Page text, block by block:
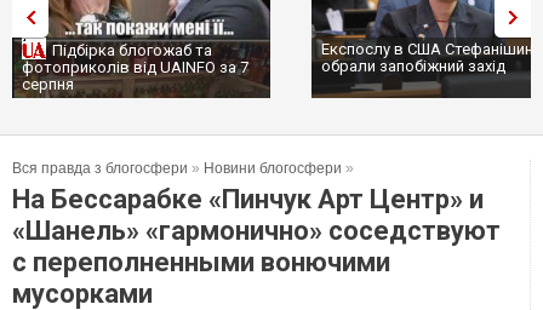
Підбірка блогожаб та
фотоприколів від UAINFO за 7
серпня
Експослу в США
обрали запобіжний захід
Вся правда з блогосфери » Новини блогосфери »
На Бессарабке «Пинчук Арт Центр» и
«Шанель» «гармонично» соседствуют
с переполненными вонючими
мусорками